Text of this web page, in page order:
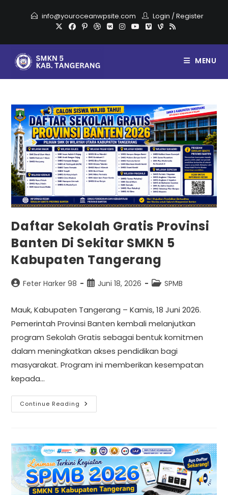
info@youroceanwpsite.com Login /Register
MENU
Daftar Sekolah Gratis Provinsi
Banten Di Sekitar SMKN 5
Kabupaten Tangerang
Feter Harker 98 Juni 18, 2026 SPMB
Mauk, Kabupaten Tangerang – Kamis, 18 Juni 2026.
Pemerintah Provinsi Banten kembali melanjutkan
program Sekolah Gratis sebagai bentuk komitmen
dalam meningkatkan akses pendidikan bagi
masyarakat. Program ini memberikan kesempatan
kepada…
Continue Reading